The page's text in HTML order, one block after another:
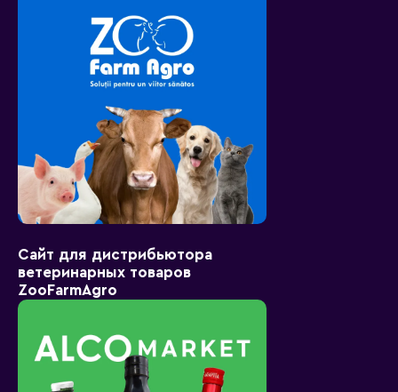
Сайт для дистрибьютора
ветеринарных товаров
ZooFarmAgro